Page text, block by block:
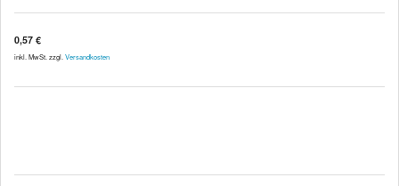
0,57 €
inkl. MwSt. zzgl. Versandkosten